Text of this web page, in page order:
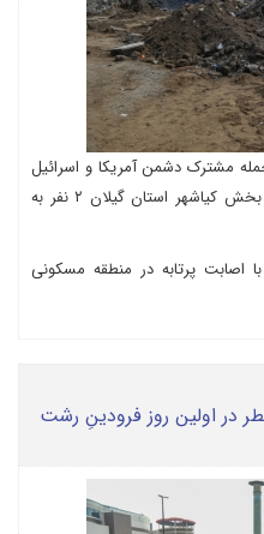
مشترک دشمن آمریکا و اسرائیل
به منطقه مسکونی در روستای دستک بخش کیاشهر استان گیلان ۲ نفر به
اصابت پرتابه در منطقه مسکونی
در اولین روز فرودینِ رشت